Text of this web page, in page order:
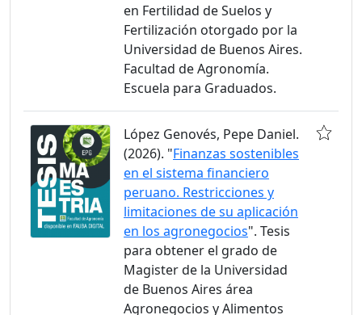
en Fertilidad de Suelos y
Fertilización otorgado por la
Universidad de Buenos Aires.
Facultad de Agronomía.
Escuela para Graduados.
López Genovés, Pepe Daniel.
(2026). "Finanzas sostenibles
en el sistema financiero
peruano. Restricciones y
limitaciones de su aplicación
en los agronegocios". Tesis
para obtener el grado de
Magister de la Universidad
de Buenos Aires área
Agronegocios y Alimentos